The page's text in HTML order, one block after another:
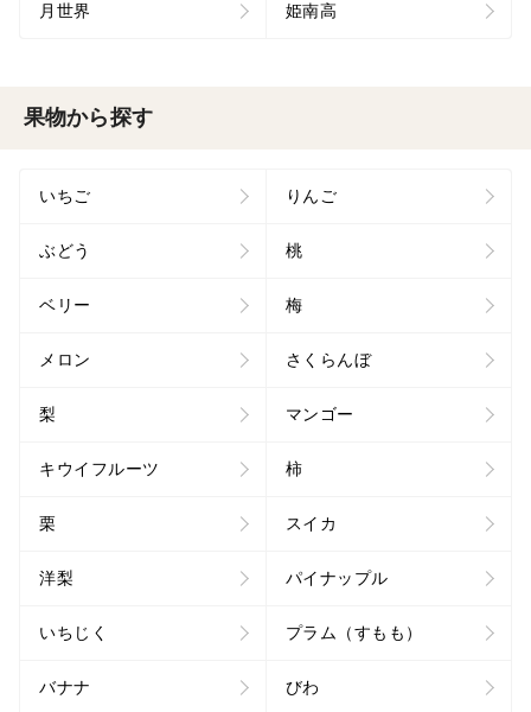
月世界 姫南高
果物から探す
いちご りんご
ぶどう 桃
ベリー 梅
メロン さくらんぼ
梨 マンゴー
キウイフルーツ 柿
栗 スイカ
洋梨 パイナップル
いちじく プラム（すもも）
バナナ びわ